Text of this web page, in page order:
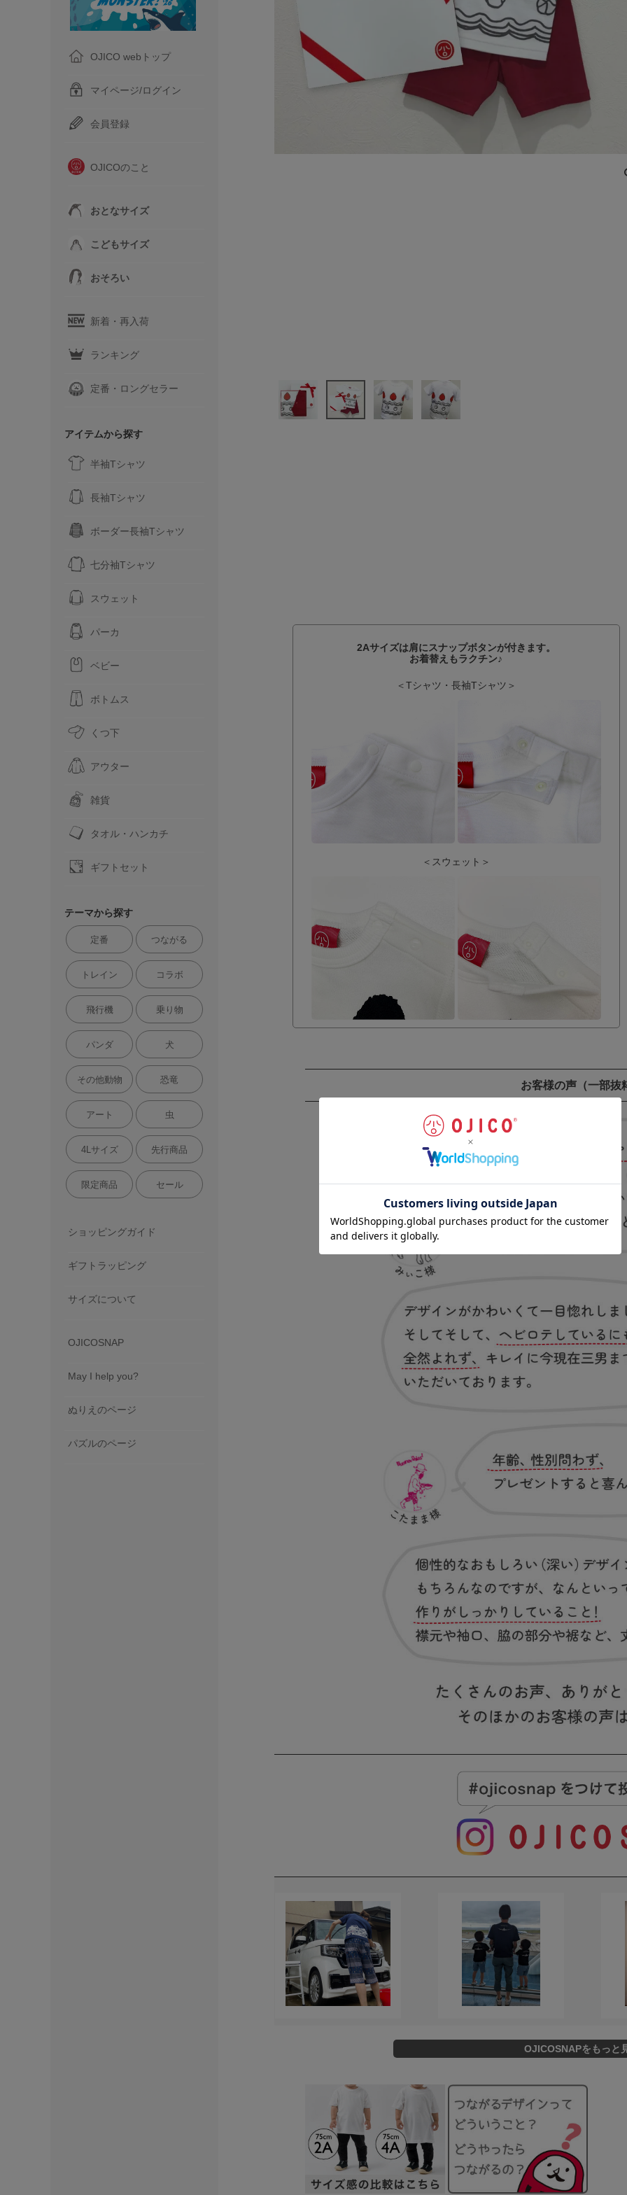
OJICO webトップ
マイページ/ログイン
会員登録
OJICOのこと
おとなサイズ
こどもサイズ
おそろい
新着・再入荷
ランキング
定番・ロングセラー
アイテムから探す
半袖Tシャツ
長袖Tシャツ
ボーダー長袖Tシャツ
七分袖Tシャツ
スウェット
パーカ
ベビー
ボトムス
くつ下
アウター
雑貨
タオル・ハンカチ
ギフトセット
テーマから探す
定番 つながる
トレイン コラボ
飛行機 乗り物
パンダ 犬
その他動物 恐竜
アート 虫
4Lサイズ 先行商品
限定商品 セール
ショッピングガイド
ギフトラッピング
サイズについて
OJICOSNAP
May I help you?
ぬりえのページ
パズルのページ
2Aサイズは肩にスナップボタンが付きます。
お着替えもラクチン♪
＜Tシャツ・長袖Tシャツ＞
＜スウェット＞
お客様の声 （一部抜
OJICOSNAPをもっと